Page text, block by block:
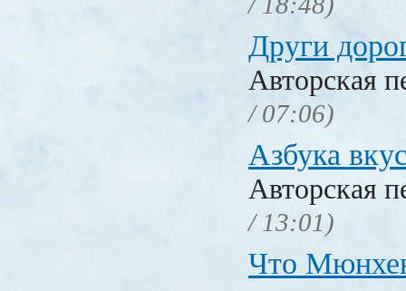
Други
Авторская
/ 07:06)
Азбука
Авторская
/ 13:01)
Что